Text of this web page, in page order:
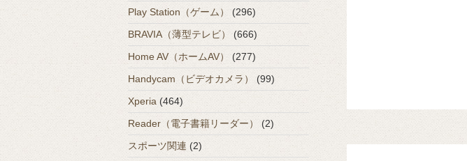
Play Station（ゲーム）
(296)
BRAVIA（薄型テレビ）
(666)
Home AV（ホームAV）
(277)
Handycam（ビデオカメラ）
(99)
Xperia (464)
Reader（電子書籍リーダー）
(2)
スポーツ関連 (2)